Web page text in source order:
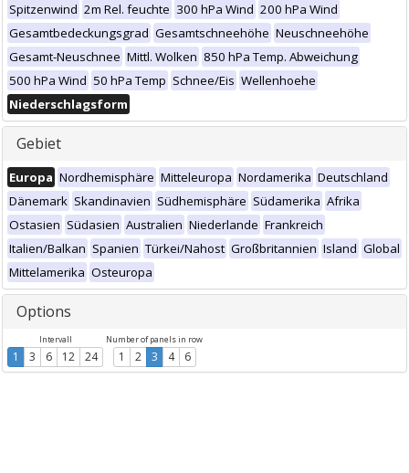
Spitzenwind 2m Rel. feuchte 300 hPa Wind 200 hPa Wind
Gesamtbedeckungsgrad Gesamtschneehöhe Neuschneehöhe
Gesamt-Neuschnee Mittl. Wolken 850 hPa Temp. Abweichung
500 hPa Wind 50 hPa Temp Schnee/Eis Wellenhoehe
Niederschlagsform
Gebiet
Europa Nordhemisphäre Mitteleuropa Nordamerika Deutschland
Dänemark Skandinavien Südhemisphäre Südamerika Afrika
Ostasien Südasien Australien Niederlande Frankreich
Italien/Balkan Spanien Türkei/Nahost Großbritannien Island Global
Mittelamerika Osteuropa
Options
Intervall
1 3 6 12 24
Number of panels in row
1 2 3 4 6